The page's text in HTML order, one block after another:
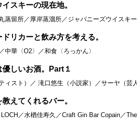
スキーの現在地。
蒸留所／厚岸蒸溜所／ジャパニーズウイスキ
リカーと飲み方を考える。
中華〈O2〉／和食〈ろっかん〉
しいお酒。Part１
ィスト）／ 滝口悠生（小説家）／サーヤ（芸
えてくれるバー。
／水楢佳寿久／Craft Gin Bar Copain／